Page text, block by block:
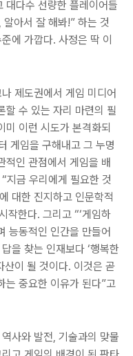
대다수 선량한 플레이어들
아서 잘 해봐!” 하는 것
에 가깝다. 사정은 딱 이
제도권에서 게임 미디어
할 수 있는 자리 마련의 필
이런 시도가 본격화되
게임을 구해내고 그 누명
적인 관점에서 게임을 배
지금 우리에게 필요한 것
대한 진지하고 인문학적
작한다. 그리고 “‘게임하
능동적인 인간을 만들어
을 찾는 인재보다 ‘행복한
산이 될 것이다. 이것은 곧
는 중요한 이유가 된다”고
사와 발전, 기술과의 맞물